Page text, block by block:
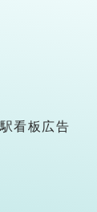
看板広告